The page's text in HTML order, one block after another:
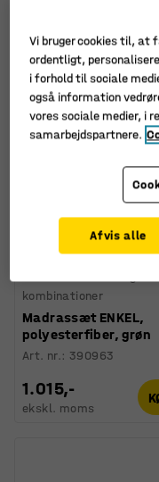
Filtre
3 produkter
kombinationer
Madrassæt ENKEL,
polyesterfiber, grøn
Art. nr.: 390963
1.015,-
ekskl. moms
Vi bruger cookies til, at
ordentligt,
i forhold til sociale
også information
vores sociale medier, i
samarbejdspartnere.
Afvis alle